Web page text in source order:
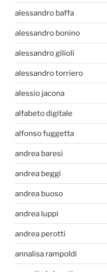
alessandro baffa
alessandro bonino
alessandro gilioli
alessandro torriero
alessio jacona
alfabeto digitale
alfonso fuggetta
andrea baresi
andrea beggi
andrea buoso
andrea luppi
andrea perotti
annalisa rampoldi